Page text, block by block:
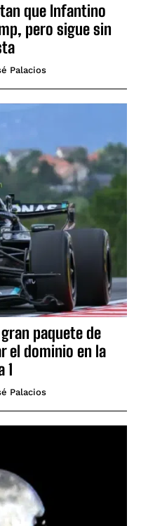
que Infantino
pero sigue sin
Palacios
paquete de
el dominio en la
1
Palacios